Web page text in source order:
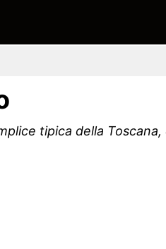
tipica della